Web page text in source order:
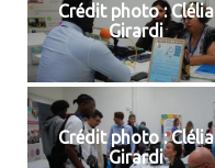
Crédit photo : Clélia
Girardi
Crédit photo : Clélia
Girardi